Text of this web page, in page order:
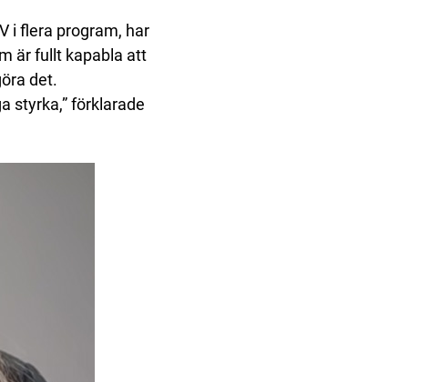
i flera program, har
är fullt kapabla att
det.
styrka,” förklarade